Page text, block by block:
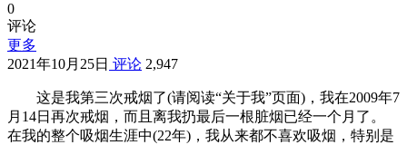
0
评论
更多
2021年10月25日 评论 2,947
这是我第三次戒烟了(请阅读“关于我”页面)，我在2009年7
月14日再次戒烟，而且离我扔最后一根脏烟已经一个月了。
在我的整个吸烟生涯中(22年)，我从来都不喜欢吸烟，特别是